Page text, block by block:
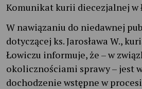
Komunikat kurii diecezjalnej w
W nawiązaniu do niedawnej
dotyczącej ks. Jarosława W.,
Łowiczu informuje, że – w
okolicznościami sprawy – jest
dochodzenie wstępne w